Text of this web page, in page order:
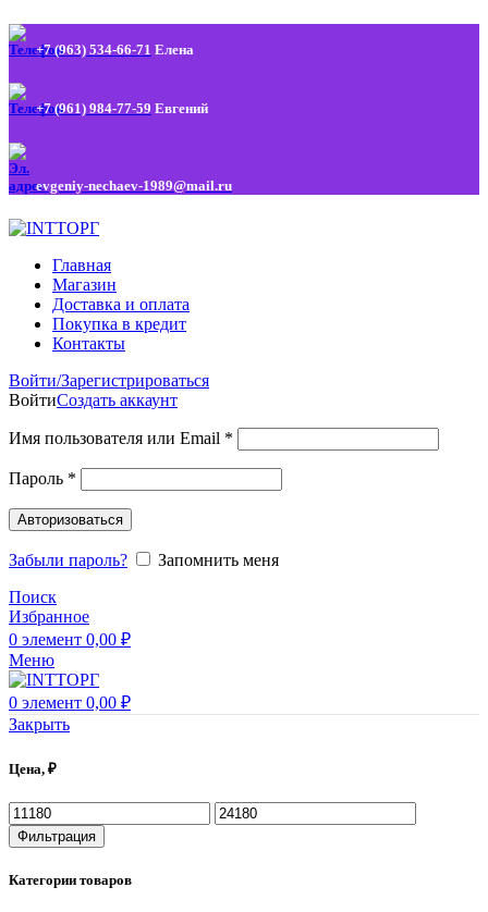
+7 (963) 534-66-71 Елена
+7 (961) 984-77-59 Евгений
evgeniy-nechaev-1989@mail.ru
Главная
Магазин
Доставка и оплата
Покупка в кредит
Контакты
Войти/Зарегистрироваться
ВойтиСоздать аккаунт
Имя пользователя или Email *
Пароль *
Авторизоваться
Забыли пароль?
Запомнить меня
Поиск
Избранное
0 элемент 0,00 ₽
Меню
0 элемент 0,00 ₽
Закрыть
Цена, ₽
Фильтрация
Категории товаров